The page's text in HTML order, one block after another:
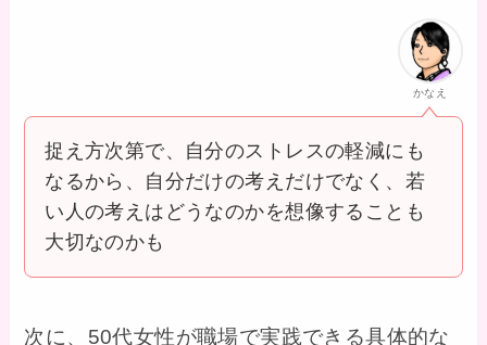
かなえ
捉え方次第で、自分のストレスの軽減にも
なるから、自分だけの考えだけでなく、若
い人の考えはどうなのかを想像することも
大切なのかも
次に、50代女性が職場で実践できる具体的な